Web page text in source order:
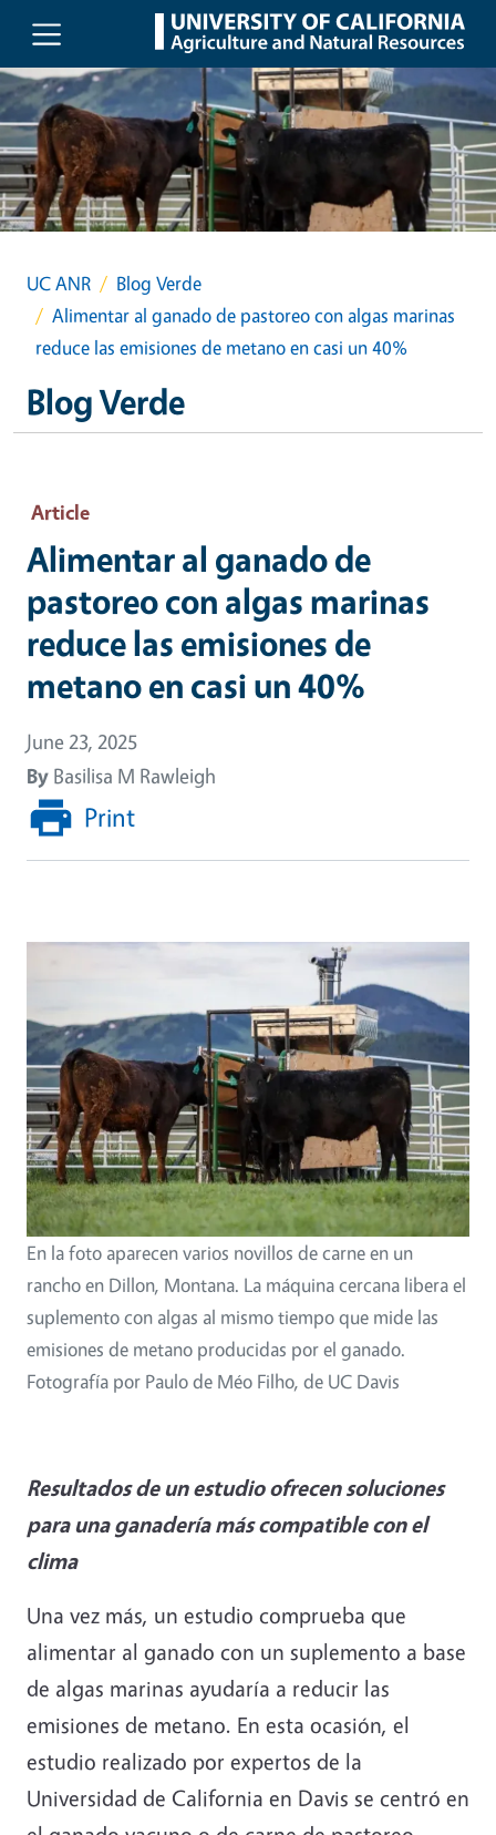
Skip to main content
UC ANR
Blog Verde
Alimentar al ganado de pastoreo con algas marinas
reduce las emisiones de metano en casi un 40%
Blog Verde
Article
Alimentar al ganado de
pastoreo con algas marinas
reduce las emisiones de
metano en casi un 40%
June 23, 2025
By Basilisa M Rawleigh
Print
En la foto aparecen varios novillos de carne en un
rancho en Dillon, Montana. La máquina cercana libera el
suplemento con algas al mismo tiempo que mide las
emisiones de metano producidas por el ganado.
Fotografía por Paulo de Méo Filho, de UC Davis
Resultados de un estudio ofrecen soluciones
para una ganadería más compatible con el
clima
Una vez más, un estudio comprueba que
alimentar al ganado con un suplemento a base
de algas marinas ayudaría a reducir las
emisiones de metano. En esta ocasión, el
estudio realizado por expertos de la
Universidad de California en Davis se centró en